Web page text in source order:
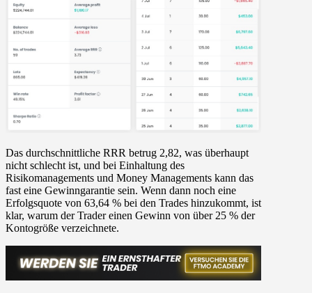
Das durchschnittliche RRR betrug 2,82, was überhaupt
nicht schlecht ist, und bei Einhaltung des
Risikomanagements und Money Managements kann das
fast eine Gewinngarantie sein. Wenn dann noch eine
Erfolgsquote von 63,64 % bei den Trades hinzukommt, ist
klar, warum der Trader einen Gewinn von über 25 % der
Kontogröße verzeichnete.